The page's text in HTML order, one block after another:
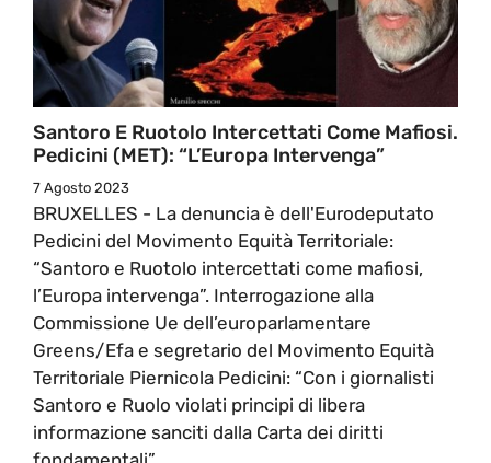
Santoro E Ruotolo Intercettati Come Mafiosi.
Pedicini (MET): “L’Europa Intervenga”
7 Agosto 2023
BRUXELLES - La denuncia è dell'Eurodeputato
Pedicini del Movimento Equità Territoriale:
“Santoro e Ruotolo intercettati come mafiosi,
l’Europa intervenga”. Interrogazione alla
Commissione Ue dell’europarlamentare
Greens/Efa e segretario del Movimento Equità
Territoriale Piernicola Pedicini: “Con i giornalisti
Santoro e Ruolo violati principi di libera
informazione sanciti dalla Carta dei diritti